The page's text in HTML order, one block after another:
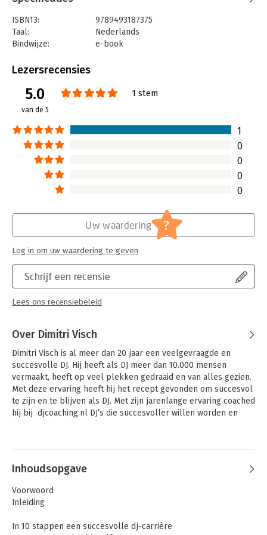
ISBN13:
9789493187375
Taal:
Nederlands
Bindwijze:
e-book
Bestandsformaat:
Uitgever:
Expertboek (CB)
Verschijningsdatum:
Hoofdrubriek:
Serie:
Lezersrecensies
5.0
van de 5
1 stem
1
0
0
0
0
Schrijf een recensie
Lees ons recensiebeleid
Uw waardering ?
Log in om uw waardering te geven
Over Dimitri Visch
Dimitri Visch is al meer dan 20 jaar een veelgevraagde en
succesvolle DJ. Hij heeft als DJ meer dan 10.000 mensen
vermaakt, heeft op veel plekken gedraaid en van alles gezien.
Met deze ervaring heeft hij het recept gevonden om succesvol
te zijn en te blijven als DJ. Met zijn jarenlange ervaring coached
hij bij  djcoaching.nl DJ’s die succesvoller willen worden en
Andere boeken door Dimitri Visch
Inhoudsopgave
Voorwoord
Inleiding
In 10 stappen een succesvolle dj-carrière